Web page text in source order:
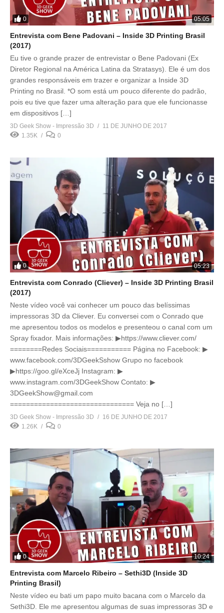
0 05:05
Entrevista com Bene Padovani – Inside 3D Printing Brasil
(2017)
Eu tive o grande prazer de entrevistar o Bene Padovani (Ex
Diretor Regional na América Latina da Stratasys). Ele é um dos
grandes responsáveis em trazer e organizar a Inside 3D
Printing no Brasil. *O som está um pouco diferente do padrão,
pois eu tive que fazer uma alteração para que ele funcionasse
em dispositivos […]
3D Geek Show - Impressão 3D
11 DE JUNHO DE 2017
1.35K
0
0 05:23
Entrevista com Conrado (Cliever) – Inside 3D Printing Brasil
(2017)
Neste vídeo você vai conhecer um pouco das belíssimas
impressoras 3D da Cliever. Eu conversei com o Conrado que
me apresentou todos os modelos e presenteou o canal com um
Spray fixador. Mais informações: ▶https://www.cliever.com/
========Redes Sociais=========== Página no Facebook: ▶
www.facebook.com/3DGeekSshow Grupo no facebook
▶https://goo.gl/eXceJj Instagram: ▶
www.instagram.com/3DGeekShow Contato: ▶
3DGeekShow@gmail.com
=============================== Veja no […]
3D Geek Show - Impressão 3D
16 DE JUNHO DE 2017
1.26K
0
0 10:24
Entrevista com Marcelo Ribeiro – Sethi3D (Inside 3D
Printing Brasil)
Neste vídeo eu bati um papo muito bacana com o Marcelo da
Sethi3D. Ele me apresentou algumas de suas impressoras 3D e